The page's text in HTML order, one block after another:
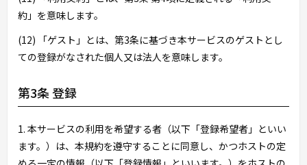
約」を意味します。
(12) 「ゲスト」とは、第3条に基づき本サービスのゲストとし
ての登録がなされた個人又は法人を意味します。
第3条 登録
1. 本サービスの利用を希望する者（以下「登録希望者」といい
ます。）は、本規約を遵守することに同意し、かつホストの定